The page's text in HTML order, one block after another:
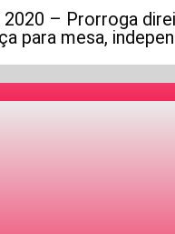
2020 – Prorroga
para mesa,